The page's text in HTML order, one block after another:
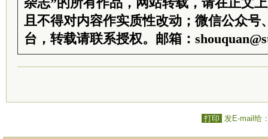
且不得对内容作实质性改动；微信公众号
台，转载请联系授权。邮箱：
打印 发E-mail给